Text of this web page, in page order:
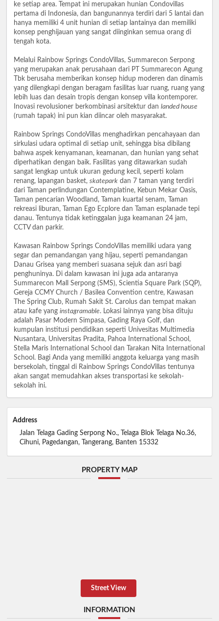
ke setiap area. Tempat ini merupakan hunian Condovillas
pertama di Indonesia, dan bangunannya terdiri dari 5 lantai dan
hanya memiliki 4 unit hunian di setiap lantainya dan memiliki
konsep penghijauan yang sangat diinginkan semua orang di
tengah kota.
Melalui Rainbow Springs CondoVillas, Summarecon Serpong
yang merupakan anak perusahaan dari PT Summarecon Agung
Tbk berusaha memberikan konsep hidup moderen dan dinamis
yang dilengkapi dengan beragam fasilitas luar ruang, ruang yang
lebih luas dan desain tropis dengan konsep villa kontemporer.
Inovasi revolusioner berkombinasi arsitektur dan landed house
(rumah tapak) ini pun kian diincar oleh masyarakat.
Rainbow Springs CondoVillas menghadirkan pencahayaan dan
sirkulasi udara optimal di setiap unit, sehingga bisa dibilang
bahwa aspek kenyamanan, keamanan, dan hunian yang sehat
diperhatikan dengan baik. Fasilitas yang ditawarkan sudah
sangat lengkap untuk ukuran gedung kecil, seperti kolam
renang, lapangan basket, skatepark dan 7 taman yang terdiri
dari Taman perlindungan Contemplatine, Kebun Mekar Oasis,
Taman pencarian Woodland, Taman kuartal senam, Taman
rekreasi liburan, Taman Ego Ecplore dan Taman esplanade tepi
danau. Tentunya tidak ketinggalan juga keamanan 24 jam,
CCTV dan parkir.
Kawasan Rainbow Springs CondoVillas memiliki udara yang
segar dan pemandangan yang hijau, seperti pemandangan
Danau Grisea yang memberi suasana sejuk dan asri bagi
penghuninya. Di dalam kawasan ini juga ada antaranya
Summarecon Mall Serpong (SMS), Scientia Square Park (SQP),
Gereja CCMY Church / Basilea Convention centre, Kawasan
The Spring Club, Rumah Sakit St. Carolus dan tempat makan
atau kafe yang instagramable. Lokasi lainnya yang bisa dituju
adalah Pasar Modern Simpasa, Gading Raya Golf, dan
kumpulan institusi pendidikan seperti Univesitas Multimedia
Nusantara, Universitas Pradita, Pahoa International School,
Stella Maris International School dan Tarakan Nita International
School. Bagi Anda yang memiliki anggota keluarga yang masih
bersekolah, tinggal di Rainbow Springs CondoVillas tentunya
akan sangat memudahkan akses transportasi ke sekolah-
sekolah ini.
Address
Jalan Telaga Gading Serpong No., Telaga Blok Telaga No.36,
Cihuni, Pagedangan, Tangerang, Banten 15332
PROPERTY MAP
Street View
INFORMATION